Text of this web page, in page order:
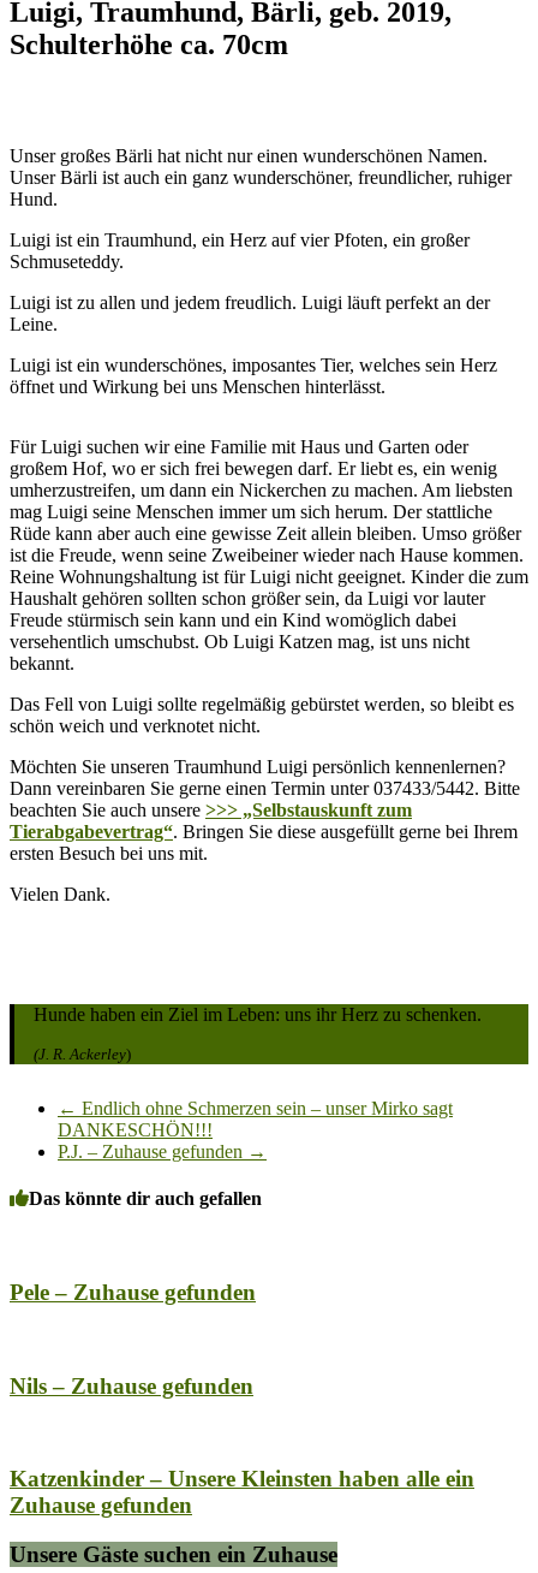
Luigi, Traumhund, Bärli, geb. 2019,
Schulterhöhe ca. 70cm
Unser großes Bärli hat nicht nur einen wunderschönen Namen.
Unser Bärli ist auch ein ganz wunderschöner, freundlicher, ruhiger
Hund.
Luigi ist ein Traumhund, ein Herz auf vier Pfoten, ein großer
Schmuseteddy.
Luigi ist zu allen und jedem freudlich. Luigi läuft perfekt an der
Leine.
Luigi ist ein wunderschönes, imposantes Tier, welches sein Herz
öffnet und Wirkung bei uns Menschen hinterlässt.
Für Luigi suchen wir eine Familie mit Haus und Garten oder
großem Hof, wo er sich frei bewegen darf. Er liebt es, ein wenig
umherzustreifen, um dann ein Nickerchen zu machen. Am liebsten
mag Luigi seine Menschen immer um sich herum. Der stattliche
Rüde kann aber auch eine gewisse Zeit allein bleiben. Umso größer
ist die Freude, wenn seine Zweibeiner wieder nach Hause kommen.
Reine Wohnungshaltung ist für Luigi nicht geeignet. Kinder die zum
Haushalt gehören sollten schon größer sein, da Luigi vor lauter
Freude stürmisch sein kann und ein Kind womöglich dabei
versehentlich umschubst. Ob Luigi Katzen mag, ist uns nicht
bekannt.
Das Fell von Luigi sollte regelmäßig gebürstet werden, so bleibt es
schön weich und verknotet nicht.
Möchten Sie unseren Traumhund Luigi persönlich kennenlernen?
Dann vereinbaren Sie gerne einen Termin unter 037433/5442. Bitte
beachten Sie auch unsere >>> „Selbstauskunft zum
Tierabgabevertrag“. Bringen Sie diese ausgefüllt gerne bei Ihrem
ersten Besuch bei uns mit.
Vielen Dank.
Hunde haben ein Ziel im Leben: uns ihr Herz zu schenken.
(J. R. Ackerley)
← Endlich ohne Schmerzen sein – unser Mirko sagt
DANKESCHÖN!!!
P.J. – Zuhause gefunden →
Das könnte dir auch gefallen
Pele – Zuhause gefunden
Nils – Zuhause gefunden
Katzenkinder – Unsere Kleinsten haben alle ein
Zuhause gefunden
Unsere Gäste suchen ein Zuhause